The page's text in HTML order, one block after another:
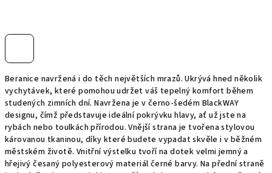
Beranice navržená i do těch největších mrazů. Ukrývá hned několik
vychytávek, které pomohou udržet váš tepelný komfort během
studených zimních dní. Navržena je v černo-šedém BlackWAY
designu, čímž představuje ideální pokrývku hlavy, ať už jste na
rybách nebo toulkách přírodou. Vnější strana je tvořena stylovou
károvanou tkaninou, díky které budete vypadat skvěle i v běžném
městském životě. Vnitřní výstelku tvoří na dotek velmi jemný a
hřejivý česaný polyesterový materiál černé barvy. Na přední straně